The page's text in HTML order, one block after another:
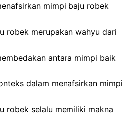
mimpi baju robek
robek merupakan wahyu dari
antara mimpi baik
dalam menafsirkan mimpi
robek selalu memiliki makna